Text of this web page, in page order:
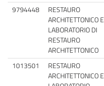
9794448
RESTAURO
ARCHITETTONICO E
LABORATORIO DI
RESTAURO
ARCHITETTONICO
1013501
RESTAURO
ARCHITETTONICO E